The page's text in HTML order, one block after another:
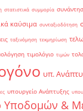
στατιστικά συμμορία
καύσιμα συνταξιοδότηση
ταξινόμηση τεκμηρίωση
τιμολόγιο τιμών
υπ.
υπουργείο Ανάπτυξης
Υποδομών &